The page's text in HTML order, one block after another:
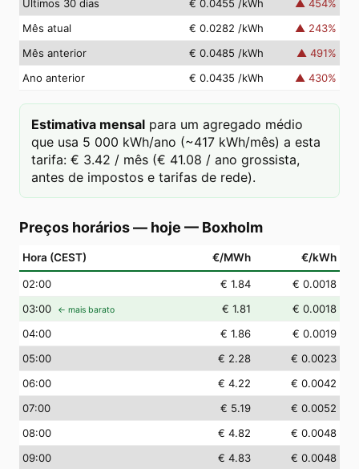
Últimos 30 dias
€ 0.0455 /kWh ▲ 454%
Mês atual
€ 0.0282 /kWh ▲ 243%
Mês anterior
€ 0.0485 /kWh ▲ 491%
Ano anterior
€ 0.0435 /kWh ▲ 430%
Estimativa mensal para um agregado médio
que usa 5 000 kWh/ano (~417 kWh/mês) a esta
tarifa: € 3.42 / mês (€ 41.08 / ano grossista,
antes de impostos e tarifas de rede).
Preços horários — hoje — Boxholm
Hora (CEST) €/MWh €/kWh
02:00 € 1.84
€ 0.0018
03:00 ← mais barato € 1.81
€ 0.0018
04:00 € 1.86
€ 0.0019
05:00 € 2.28
€ 0.0023
06:00 € 4.22
€ 0.0042
07:00 € 5.19
€ 0.0052
08:00 € 4.82
€ 0.0048
09:00 € 4.83
€ 0.0048